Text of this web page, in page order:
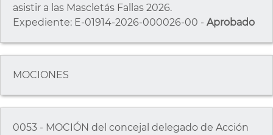
asistir a las Mascletás Fallas 2026.
Expediente: E-01914-2026-000026-00 - Aprobado
MOCIONES
0053 - MOCIÓN del concejal delegado de Acción